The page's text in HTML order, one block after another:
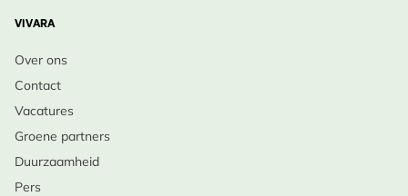
overwinterend.
Laat inheemse Weidesalie je tuin vullen met bijen en
vlinders – Bestel Weidesalie vandaag!
VIVARA
Over ons
Contact
Vacatures
Groene partners
Duurzaamheid
Pers